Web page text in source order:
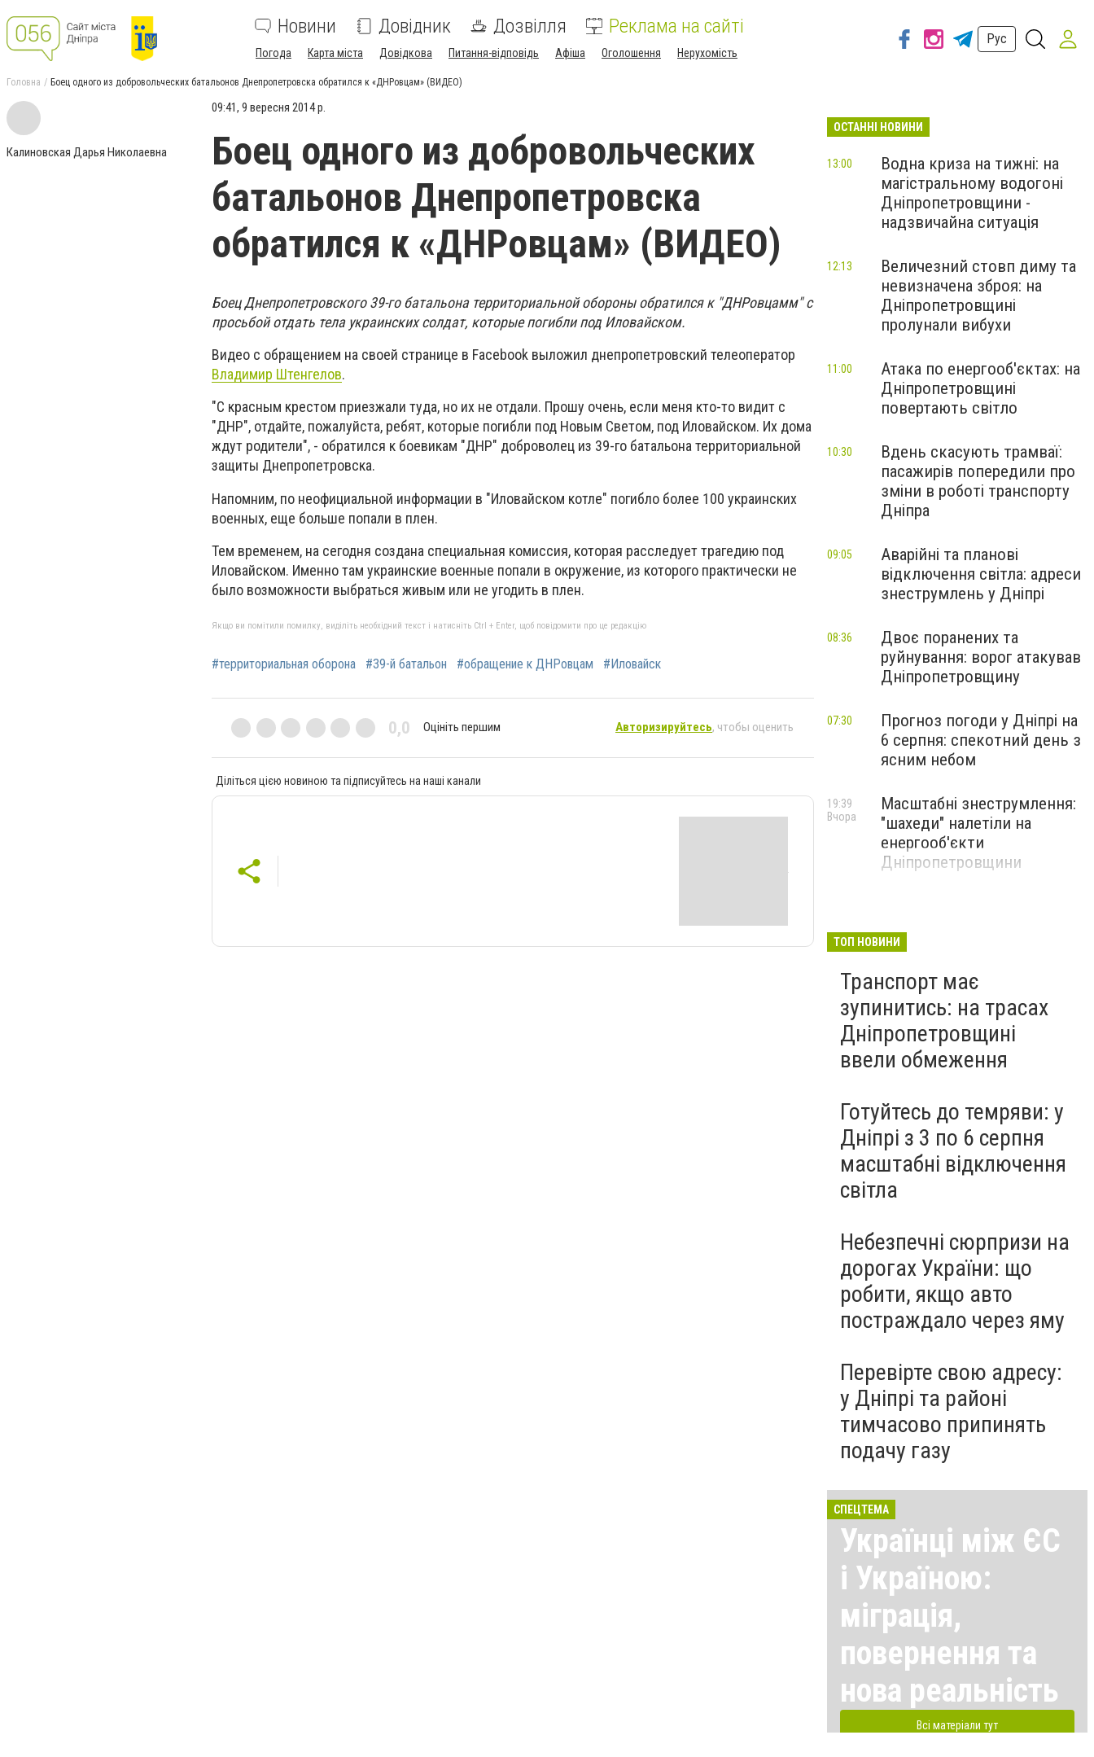
Новини Довідник Дозвілля Реклама на сайті
Погода Карта міста Довідкова Питання-відповідь Афіша Оголошення Нерухомість
Рус
Головна Боец одного из добровольческих батальонов Днепропетровска обратился к «ДНРовцам» (ВИДЕО)
Калиновская Дарья Николаевна
09:41, 9 вересня 2014 р.
Боец одного из добровольческих
батальонов Днепропетровска
обратился к «ДНРовцам» (ВИДЕО)
Боец Днепропетровского 39-го батальона территориальной обороны обратился к "ДНРовцамм" с
просьбой отдать тела украинских солдат, которые погибли под Иловайском.
Видео с обращением на своей странице в Facebook выложил днепропетровский телеоператор
Владимир Штенгелов.
"С красным крестом приезжали туда, но их не отдали. Прошу очень, если меня кто-то видит с
"ДНР", отдайте, пожалуйста, ребят, которые погибли под Новым Светом, под Иловайском. Их дома
ждут родители", - обратился к боевикам "ДНР" доброволец из 39-го батальона территориальной
защиты Днепропетровска.
Напомним, по неофициальной информации в "Иловайском котле" погибло более 100 украинских
военных, еще больше попали в плен.
Тем временем, на сегодня создана специальная комиссия, которая расследует трагедию под
Иловайском. Именно там украинские военные попали в окружение, из которого практически не
было возможности выбраться живым или не угодить в плен.
Якщо ви помітили помилку, виділіть необхідний текст і натисніть Ctrl + Enter, щоб повідомити про це редакцію
#территориальная оборона #39-й батальон #обращение к ДНРовцам #Иловайск
0,0 Оцініть першим Авторизируйтесь, чтобы оценить
Діліться цією новиною та підписуйтесь на наші канали
ОСТАННІ НОВИНИ
Водна криза на тижні: на
магістральному водогоні
Дніпропетровщини -
надзвичайна ситуація
13:00
Величезний стовп диму та
невизначена зброя: на
Дніпропетровщині
пролунали вибухи
12:13
Атака по енергооб'єктах: на
Дніпропетровщині
повертають світло
11:00
Вдень скасують трамваї:
пасажирів попередили про
зміни в роботі транспорту
Дніпра
10:30
Аварійні та планові
відключення світла: адреси
знеструмлень у Дніпрі
09:05
Двоє поранених та
руйнування: ворог атакував
Дніпропетровщину
08:36
Прогноз погоди у Дніпрі на
6 серпня: спекотний день з
ясним небом
07:30
Масштабні знеструмлення:
"шахеди" налетіли на
енергооб'єкти
Дніпропетровщини
19:39
Вчора
ТОП НОВИНИ
Транспорт має
зупинитись: на трасах
Дніпропетровщині
ввели обмеження
Готуйтесь до темряви: у
Дніпрі з 3 по 6 серпня
масштабні відключення
світла
Небезпечні сюрпризи на
дорогах України: що
робити, якщо авто
постраждало через яму
Перевірте свою адресу:
у Дніпрі та районі
тимчасово припинять
подачу газу
СПЕЦТЕМА
Українці між ЄС
і Україною:
міграція,
повернення та
нова реальність
Всі матеріали тут